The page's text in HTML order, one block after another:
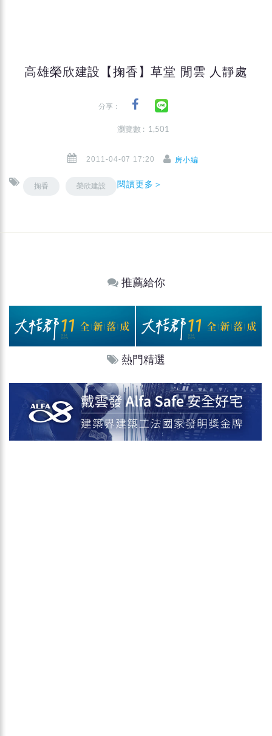
高雄榮欣建設【掬香】草堂 閒雲 人靜處
分享：
瀏覽數 : 1,501
2011-04-07 17:20 房小編
掬香 榮欣建設 閱讀更多＞
推薦給你
熱門精選